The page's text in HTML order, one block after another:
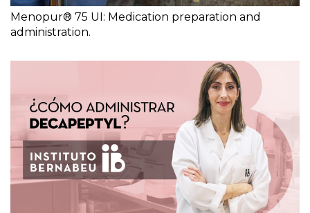
Menopur® 75 UI: Medication preparation and
administration.